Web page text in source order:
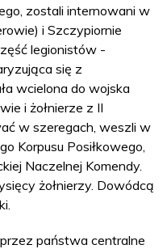
zostali internowani w
i Szczypiornie
legionistów -
się z
wcielona do wojska
i żołnierze z II
w szeregach, weszli w
Korpusu Posiłkowego,
Naczelnej Komendy.
żołnierzy. Dowódcą
państwa centralne